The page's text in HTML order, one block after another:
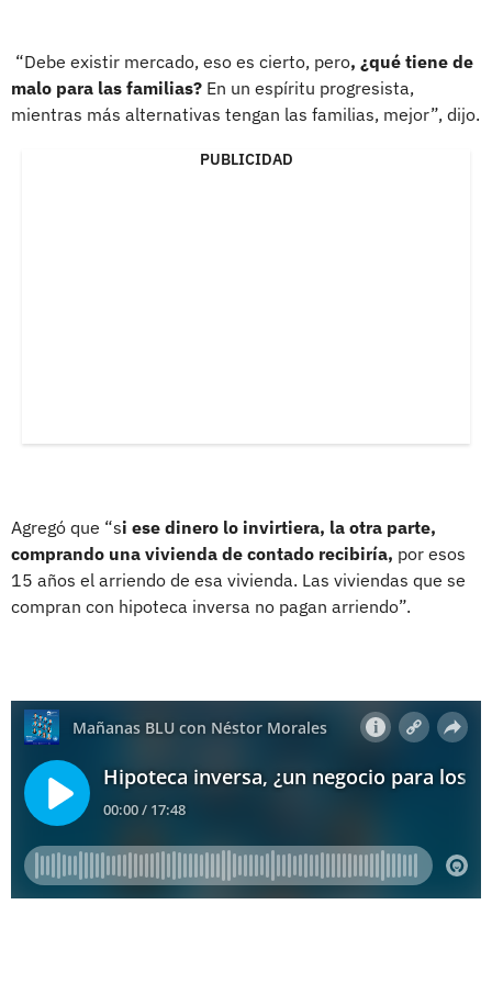
“Debe existir mercado, eso es cierto, pero, ¿qué tiene de
malo para las familias? En un espíritu progresista,
mientras más alternativas tengan las familias, mejor”, dijo.
PUBLICIDAD
Agregó que “si ese dinero lo invirtiera, la otra parte,
comprando una vivienda de contado recibiría, por esos
15 años el arriendo de esa vivienda. Las viviendas que se
compran con hipoteca inversa no pagan arriendo”.